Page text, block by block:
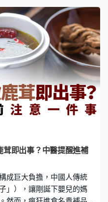
落，但診室仍充斥著飽受
了咳嗽氣喘、腸胃不適之
長新冠」的後遺症狀。另
近年由於疫情及社會經濟
，亦有睡眠的問題。 中醫
寐」，在古籍中稱為「不
現難以入睡，或睡眠容以
甚至會徹夜不眠。失眠可
衡，使五臟六腑功能失
四診合參，了解病人失眠
再處方合適的中藥給病
決患者失眠的真正成因，
灸亦能改善失眠
茸即出事？中醫提醒進補
成巨大負擔，中國人傳統
」），讓剛誕下嬰兒的媽